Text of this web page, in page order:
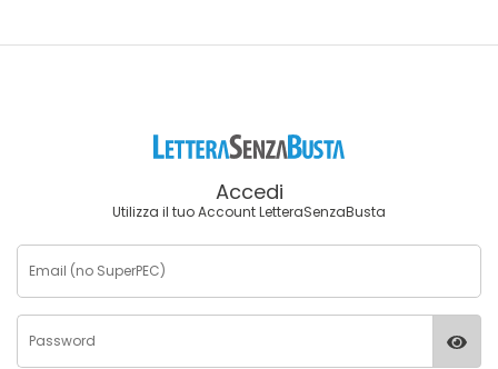
Accedi
Utilizza il tuo Account LetteraSenzaBusta